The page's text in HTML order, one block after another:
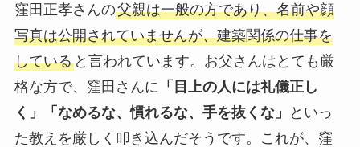
窪田正孝さんの父親は一般の方であり、名前や顔
写真は公開されていませんが、建築関係の仕事を
していると言われています。お父さんはとても厳
格な方で、窪田さんに 「目上の人には礼儀正し
く」「なめるな、慣れるな、手を抜くな」
といっ
た教えを厳しく叩き込んだそうです。これが、窪